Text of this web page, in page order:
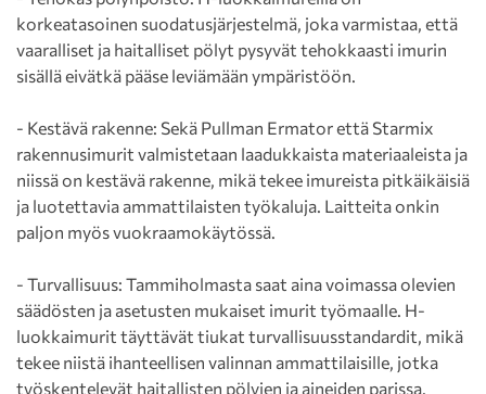
korkeatasoinen suodatusjärjestelmä, joka varmistaa, että
vaaralliset ja haitalliset pölyt pysyvät tehokkaasti imurin
sisällä eivätkä pääse leviämään ympäristöön.
- Kestävä rakenne: Sekä Pullman Ermator että Starmix
rakennusimurit valmistetaan laadukkaista materiaaleista ja
niissä on kestävä rakenne, mikä tekee imureista pitkäikäisiä
ja luotettavia ammattilaisten työkaluja. Laitteita onkin
paljon myös vuokraamokäytössä.
- Turvallisuus: Tammiholmasta saat aina voimassa olevien
säädösten ja asetusten mukaiset imurit työmaalle. H-
luokkaimurit täyttävät tiukat turvallisuusstandardit, mikä
tekee niistä ihanteellisen valinnan ammattilaisille, jotka
työskentelevät haitallisten pölyjen ja aineiden parissa.